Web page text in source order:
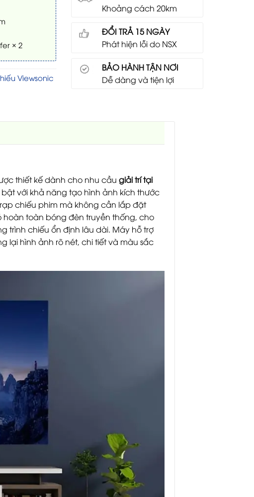
× 2
Viewsonic
Khoảng cách 20km
ĐỔI TRẢ 15 NGÀY
Phát hiện lỗi do NSX
BẢO HÀNH TẬN NƠI
Dễ dàng và tiện lợi
thiết kế dành cho nhu cầu giải trí tại
bật với khả năng tạo hình ảnh kích thước
chiếu phim mà không cần lắp đặt
hoàn toàn bóng đèn truyền thống, cho
trình chiếu ổn định lâu dài. Máy hỗ trợ
lại hình ảnh rõ nét, chi tiết và màu sắc